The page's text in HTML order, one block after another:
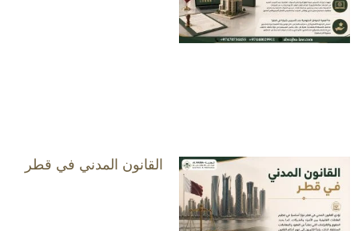
القانون المدني في قطر